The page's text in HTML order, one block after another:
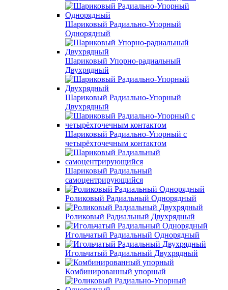
Шариковый Радиально-Упорный
Однорядный
Шариковый Упорно-радиальный
Двухрядный
Шариковый Радиально-Упорный
Двухрядный
Шариковый Радиально-Упорный с
четырёхточечным контактом
Шариковый Радиальный
самоцентрирующийся
Роликовый Радиальный Однорядный
Роликовый Радиальный Двухрядный
Игольчатый Радиальный Однорядный
Игольчатый Радиальный Двухрядный
Комбинированный упорный